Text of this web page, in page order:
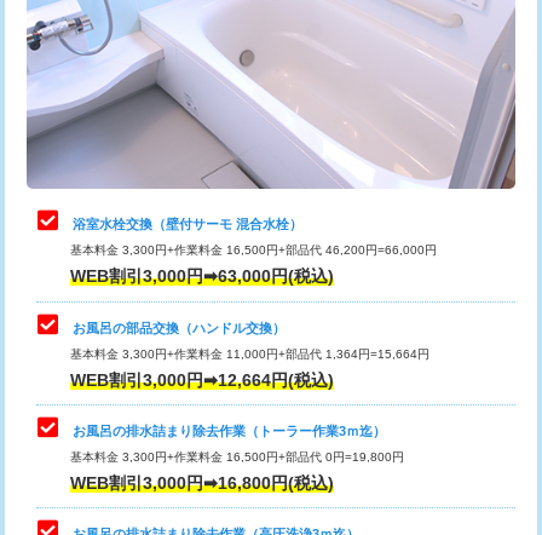
カメラ調査 33,000円
桝清掃 8,800円
止水・漏水調査・防水処理・清掃・修
理・調整・分解・加工など（軽作業）
止水・漏水調査・防水処理・清掃・修
理・調整・分解・加工など（中作業）
22,000円
止水・漏水調査・防水処理・清掃・修
理・調整・分解・加工など（重作業）
33,000円
トイレタンク脱着
トイレ便器脱着
タンクレストイレ脱着 33,000円
小便器トイレ脱着
その他部品の脱着 8,800円～
浴室水栓交換（壁付サーモ 混合水栓）
基本料金 3,300円+作業料金 16,500円+部品代 46,200円=66,000円
WEB割引3,000円➡63,000円(税込)
お風呂の部品交換（ハンドル交換）
基本料金 3,300円+作業料金 11,000円+部品代 1,364円=15,664円
WEB割引3,000円➡12,664円(税込)
お風呂の排水詰まり除去作業（トーラー作業3ｍ迄）
基本料金 3,300円+作業料金 16,500円+部品代 0円=19,800円
WEB割引3,000円➡16,800円(税込)